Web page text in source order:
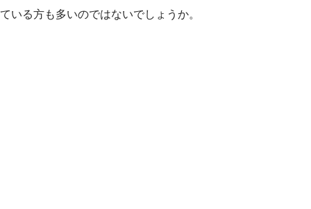
ている方も多いのではないでしょうか。